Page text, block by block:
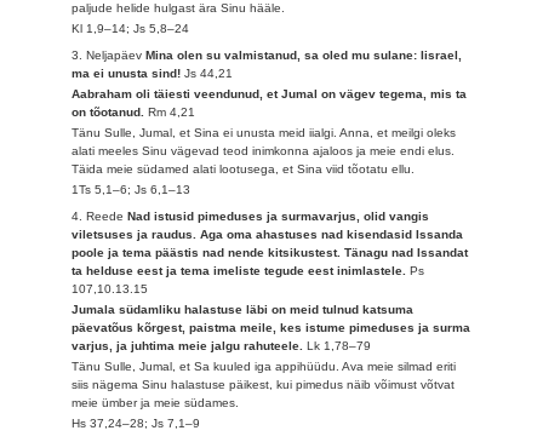
paljude helide hulgast ära Sinu hääle.
Kl 1,9–14; Js 5,8–24
3. NeljapäevMina olen su valmistanud, sa oled mu sulane: Iisrael,
ma ei unusta sind!Js 44,21
Aabraham oli täiesti veendunud, et Jumal on vägev tegema, mis ta
on tõotanud.Rm 4,21
Tänu Sulle, Jumal, et Sina ei unusta meid iialgi. Anna, et meilgi oleks
alati meeles Sinu vägevad teod inimkonna ajaloos ja meie endi elus.
Täida meie südamed alati lootusega, et Sina viid tõotatu ellu.
1Ts 5,1–6; Js 6,1–13
4. ReedeNad istusid pimeduses ja surmavarjus, olid vangis
viletsuses ja raudus. Aga oma ahastuses nad kisendasid Issanda
poole ja tema päästis nad nende kitsikustest. Tänagu nad Issandat
ta helduse eest ja tema imeliste tegude eest inimlastele.Ps
107,10.13.15
Jumala südamliku halastuse läbi on meid tulnud katsuma
päevatõus kõrgest, paistma meile, kes istume pimeduses ja surma
varjus, ja juhtima meie jalgu rahuteele.Lk 1,78–79
Tänu Sulle, Jumal, et Sa kuuled iga appihüüdu. Ava meie silmad eriti
siis nägema Sinu halastuse päikest, kui pimedus näib võimust võtvat
meie ümber ja meie südames.
Hs 37,24–28; Js 7,1–9